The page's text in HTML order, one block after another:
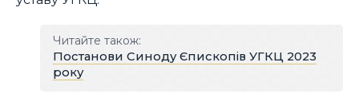
Читайте також:
Постанови Синоду Єпископів УГКЦ 2023
року